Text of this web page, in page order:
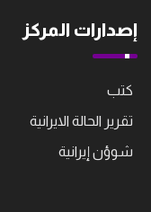
إصدارات المركز
كتب
تقرير الحالة الايرانية
شوؤن إيرانية